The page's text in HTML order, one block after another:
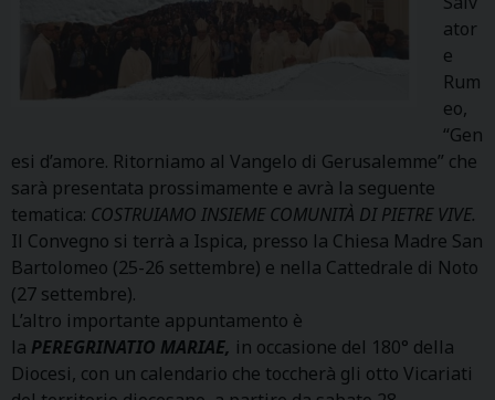
ator
e
Rum
eo,
“Gen
esi d’amore. Ritorniamo al Vangelo di Gerusalemme” che
sarà presentata prossimamente e avrà la seguente
tematica: COSTRUIAMO INSIEME COMUNITÀ DI PIETRE VIVE.
Il Convegno si terrà a Ispica, presso la Chiesa Madre San
Bartolomeo (25-26 settembre) e nella Cattedrale di Noto
(27 settembre).
L’altro importante appuntamento è
la PEREGRINATIO MARIAE, in occasione del 180° della
Diocesi, con un calendario che toccherà gli otto Vicariati